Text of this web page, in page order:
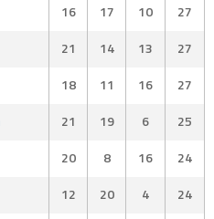
16 17 10
27
21 14 13
27
18 11 16
27
21 19 6
25
20 8 16
24
12 20 4
24